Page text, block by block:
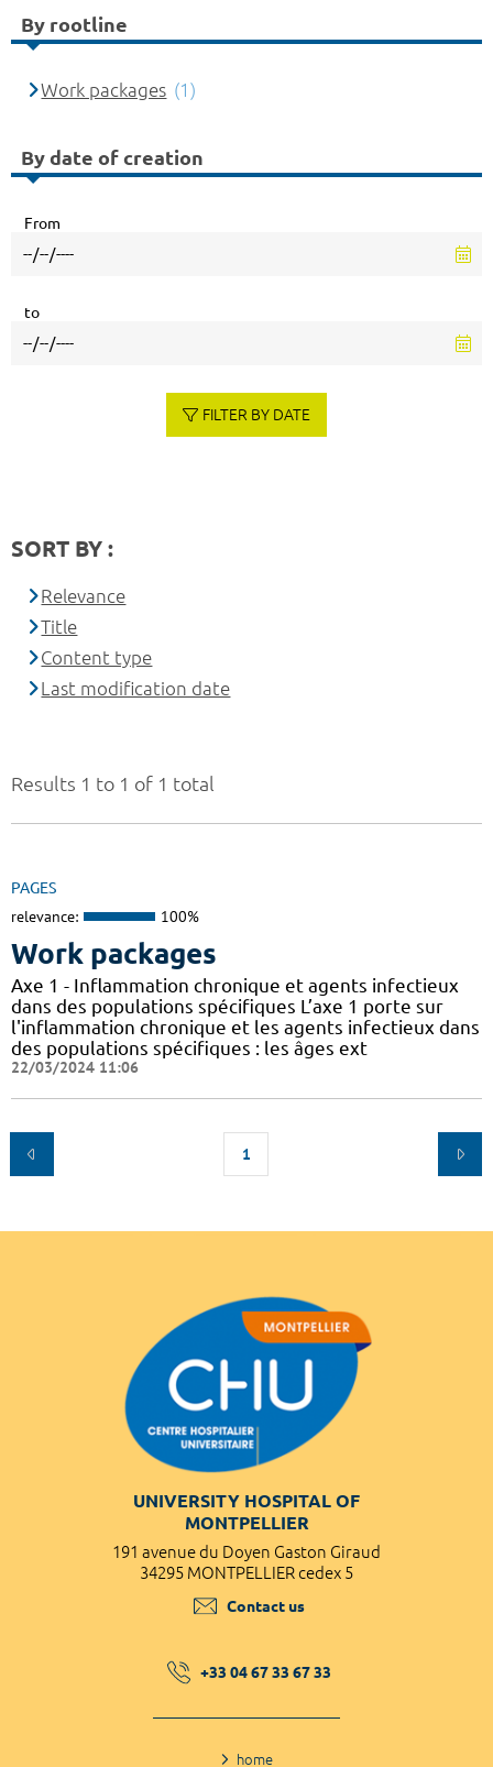
Results 1 to 1 of 1 total
PAGES
relevance: 100%
Work packages
Axe 1 - Inflammation chronique et agents infectieux
dans des populations spécifiques L’axe 1 porte sur
l'inflammation chronique et les agents infectieux dans
des populations spécifiques : les âges ext
22/03/2024 11:06
1
By rootline
Work packages (1)
By date of creation
From
to
FILTER BY DATE
SORT BY :
Relevance
Title
Content type
Last modification date
UNIVERSITY HOSPITAL OF
MONTPELLIER
191 avenue du Doyen Gaston Giraud
34295 MONTPELLIER cedex 5
Contact us
+33 04 67 33 67 33
home